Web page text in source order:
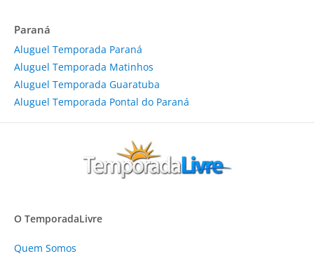
Paraná
Aluguel Temporada Paraná
Aluguel Temporada Matinhos
Aluguel Temporada Guaratuba
Aluguel Temporada Pontal do Paraná
O TemporadaLivre
Quem Somos